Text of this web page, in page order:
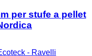
per stufe a pellet